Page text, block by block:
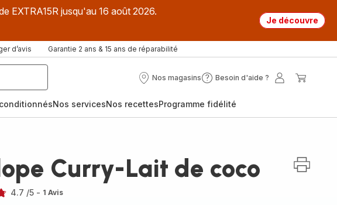
EXTRA15R jusqu'au 16 août 2026.
Je découvre
d’avis Garantie 2 ans & 15 ans de réparabilité
Nos magasins
Nos
Besoin d'aide ?
Besoin
?
Mon
Nos servicesNos recettesProgramme fidélité
Curry-Lait de coco
4.7 /5 - 1 Avis